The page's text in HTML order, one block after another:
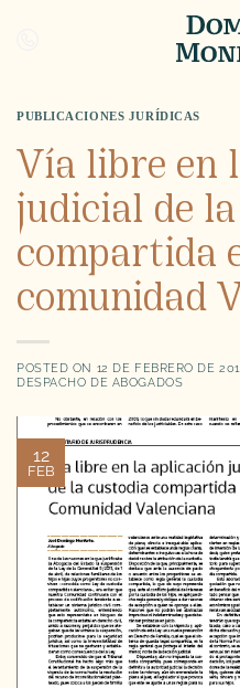
PUBLICACIONES JURÍDICAS
Vía libre en
judicial de
compartida
comunidad
POSTED ON 12 DE FEBRERO DE
DESPACHO DE ABOGADOS
12
FEB